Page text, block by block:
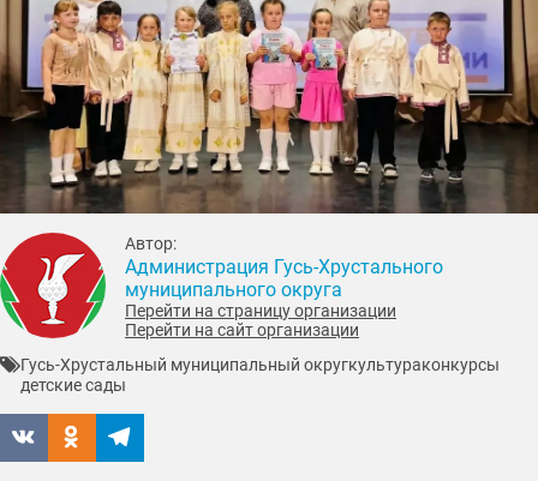
Автор:
Администрация Гусь-Хрустального
муниципального округа
Перейти на страницу организации
Перейти на сайт организации
Гусь-Хрустальный муниципальный округкультураконкурсы
детские сады